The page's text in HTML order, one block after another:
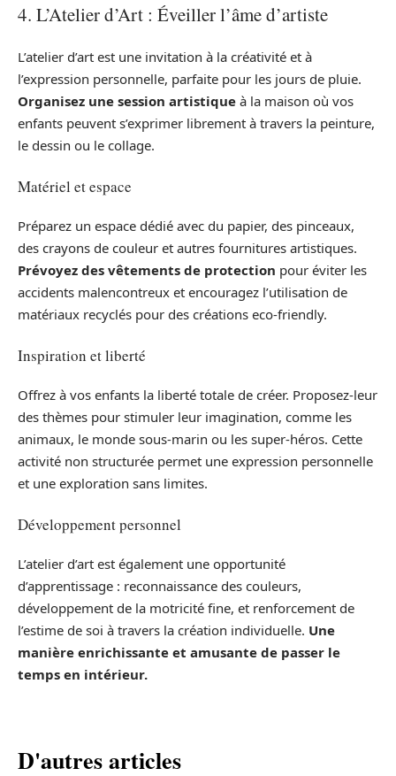
4. L’Atelier d’Art : Éveiller l’âme d’artiste
L’atelier d’art est une invitation à la créativité et à
l’expression personnelle, parfaite pour les jours de pluie.
Organisez une session artistique à la maison où vos
enfants peuvent s’exprimer librement à travers la peinture,
le dessin ou le collage.
Matériel et espace
Préparez un espace dédié avec du papier, des pinceaux,
des crayons de couleur et autres fournitures artistiques.
Prévoyez des vêtements de protection pour éviter les
accidents malencontreux et encouragez l’utilisation de
matériaux recyclés pour des créations eco-friendly.
Inspiration et liberté
Offrez à vos enfants la liberté totale de créer. Proposez-leur
des thèmes pour stimuler leur imagination, comme les
animaux, le monde sous-marin ou les super-héros. Cette
activité non structurée permet une expression personnelle
et une exploration sans limites.
Développement personnel
L’atelier d’art est également une opportunité
d’apprentissage : reconnaissance des couleurs,
développement de la motricité fine, et renforcement de
l’estime de soi à travers la création individuelle. Une
manière enrichissante et amusante de passer le
temps en intérieur.
D'autres articles